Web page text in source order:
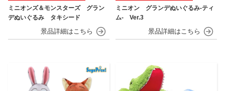
ミニオンズ＆モンスターズ グラン
デぬいぐるみ タキシード
ミニオン グランデぬいぐるみ‐ティ
ム‐ Ver.3